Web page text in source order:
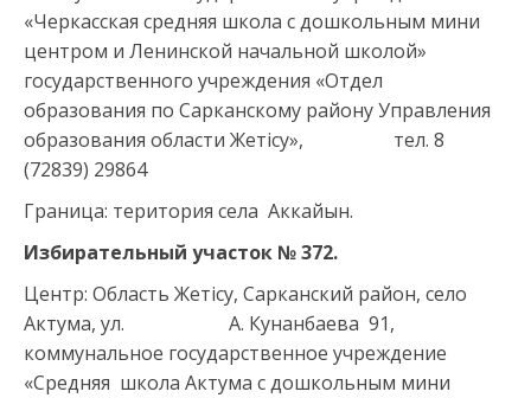
«Черкасская средняя школа с дошкольным мини
центром и Ленинской начальной школой»
государственного учреждения «Отдел
образования по Сарканскому району Управления
образования области Жетісу», тел. 8
(72839) 29864
Граница: територия села Аккайын.
Избирательный участок №372.
Центр: Область Жетісу, Сарканский район, село
Актума, ул. А. Кунанбаева 91,
коммунальное государственное учреждение
«Средняя школа Актума с дошкольным мини